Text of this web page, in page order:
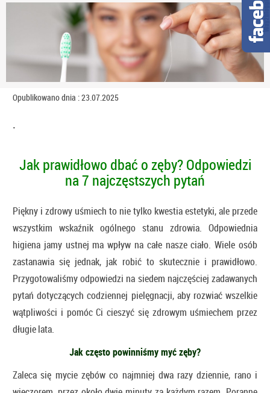
Opublikowano dnia : 23.07.2025
.
Jak prawidłowo dbać o zęby? Odpowiedzi
na 7 najczęstszych pytań
Piękny i zdrowy uśmiech to nie tylko kwestia estetyki, ale przede
wszystkim wskaźnik ogólnego stanu zdrowia. Odpowiednia
higiena jamy ustnej ma wpływ na całe nasze ciało. Wiele osób
zastanawia się jednak, jak robić to skutecznie i prawidłowo.
Przygotowaliśmy odpowiedzi na siedem najczęściej zadawanych
pytań dotyczących codziennej pielęgnacji, aby rozwiać wszelkie
wątpliwości i pomóc Ci cieszyć się zdrowym uśmiechem przez
długie lata.
Jak często powinniśmy myć zęby?
Zaleca się mycie zębów co najmniej dwa razy dziennie, rano i